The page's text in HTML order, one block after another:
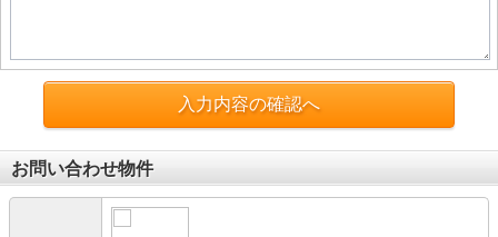
入力内容の確認へ
お問い合わせ物件